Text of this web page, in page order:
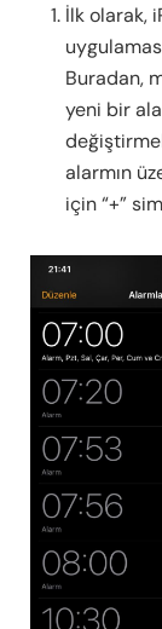
İlk olarak,
Buradan,
yeni bir
alarmın
için “+”